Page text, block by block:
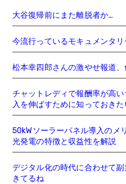
大谷復帰前にまた離脱者か…
今流行っているモキュメンタリ
松本幸四郎さんの激やせ報道
チャットレディで報酬率が高
入を伸ばすために知っておきた
50kWソーラーパネル導入のメ
光発電の特徴と収益性を解説
デジタル化の時代に合わせて
きてるね